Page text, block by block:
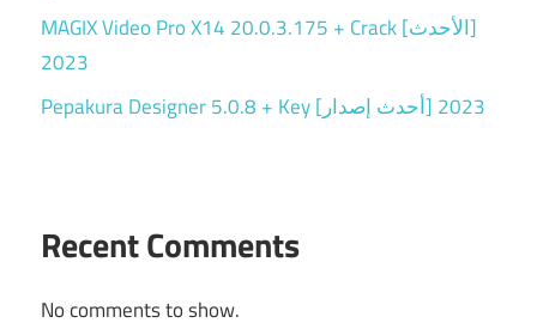
MAGIX Video Pro X14 20.0.3.175 + Crack [الأحدث]
2023
Pepakura Designer 5.0.8 + Key [أحدث إصدار] 2023
Recent Comments
No comments to show.